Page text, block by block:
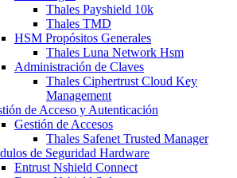
Thales Payshield 10k
Thales TMD
HSM Propósitos Generales
Thales Luna Network Hsm
Administración de Claves
Thales Ciphertrust Cloud Key
Management
de Acceso y Autenticación
Gestión de Accesos
Thales Safenet Trusted Manager
de Seguridad Hardware
Entrust Nshield Connect